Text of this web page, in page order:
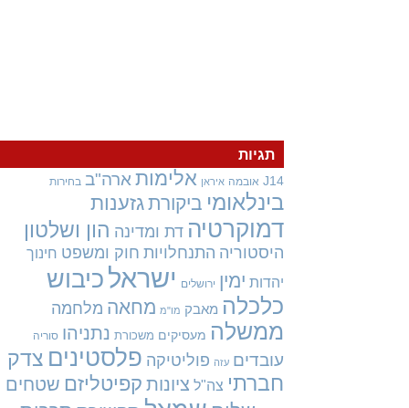
תגיות
J14 אובמה איראן אלימות ארה"ב בחירות
בינלאומיביקורתגזענות
דמוקרטיה דת ומדינההון ושלטון
היסטוריה התנחלויות חוק ומשפט חינוך
יהדות ימין ירושלים ישראלכיבוש
כלכלה מאבק מו"מ מחאהמלחמה
ממשלה מעסיקים משכורת נתניהו סוריה
עובדים עזה פוליטיקה פלסטיניםצדק
חברתי צה"ל ציונותקפיטליזםשטחים